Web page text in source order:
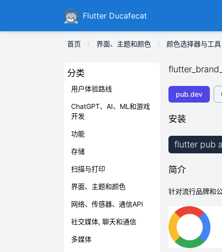
DucafecatFlutter Ducafecat
首页 界面、主题和颜色 颜色选择器与工具
分类
用户体验路线
ChatGPT、AI、ML和游戏
开发
功能
存储
扫描与打印
界面、主题和颜色
网络、传感器、通信API
社交媒体, 聊天和通信
多媒体
pub.dev
安装
flutter pub
简介
针对流行品牌和